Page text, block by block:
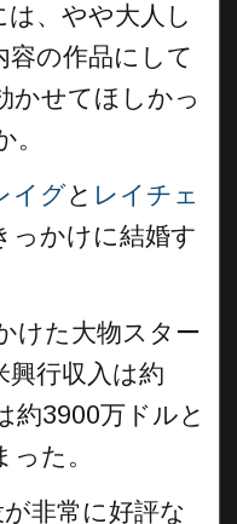
、やや大人し
容の作品にして
かせてほしかっ
イグと レイチェ
っかけに結婚す
けた大物スター
興行収入は約
約3900万ドルと
た。
が非常に好評な